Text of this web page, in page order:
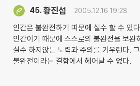
45.황진섭 2005.12.16 19:28
인간은 불완전하기 띠문에 실수 할 수 있다
인간이기 때문에 스스로의 불완전을 보완
실수 하지않는 노력과 주의를 기우린다.
불완전이라는 결함에서 헤어날 수 없다.